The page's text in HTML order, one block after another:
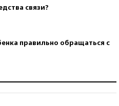
связи?
правильно обращаться с